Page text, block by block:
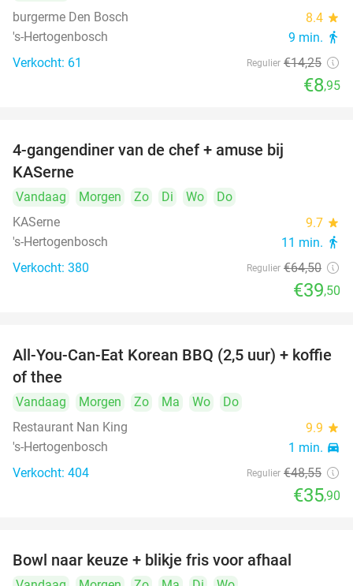
burgerme Den Bosch
8.4 star
's-Hertogenbosch 9 min. directions_walk
Verkocht: 61 Regulier €14,25
€8,95
4-gangendiner van de chef + amuse bij
KASerne
Vandaag Morgen Zo Di Wo
Do
KASerne
9.7 star
's-Hertogenbosch 11 min. directions_walk
Verkocht: 380 Regulier €64,50
€39,50
26%
All-You-Can-Eat Korean BBQ (2,5 uur) + koffie
of thee
Vandaag Morgen Zo Ma Wo
Do
Restaurant Nan King
9.9 star
's-Hertogenbosch 1 min. directions_car
Verkocht: 404 Regulier €48,55
€35,90
Bowl naar keuze + blikje fris voor afhaal